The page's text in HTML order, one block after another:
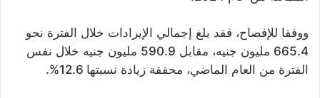
ووفقا للإفصاح، فقد بلغ إجمالي الإيرادات خلال الفترة نحو
665.4 مليون جنيه، مقابل 590.9 مليون جنيه خلال نفس
الفترة من العام الماضي، محققة زيادة نسبتها 12.6%.